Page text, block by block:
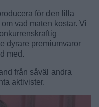
för den lilla
vad maten kostar. Vi
dyrare premiumvaror
med.
från såväl andra
aktivister.